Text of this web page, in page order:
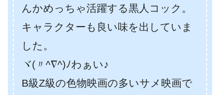
んかめっちゃ活躍する黒人コック。
キャラクターも良い味を出していま
した。
ヾ(〃^∇^)ﾉわぁい♪
B級Z級の色物映画の多いサメ映画で